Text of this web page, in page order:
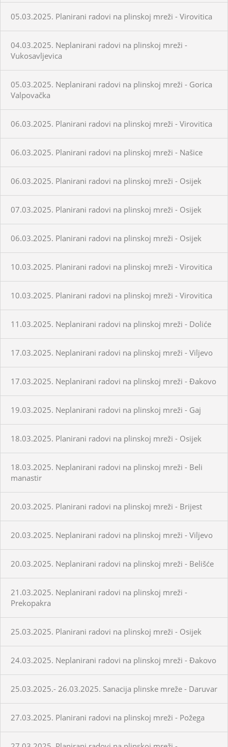
05.03.2025. Planirani radovi na plinskoj mreži - Virovitica
04.03.2025. Neplanirani radovi na plinskoj mreži -
Vukosavljevica
05.03.2025. Neplanirani radovi na plinskoj mreži - Gorica
Valpovačka
06.03.2025. Planirani radovi na plinskoj mreži - Virovitica
06.03.2025. Planirani radovi na plinskoj mreži - Našice
06.03.2025. Planirani radovi na plinskoj mreži - Osijek
07.03.2025. Planirani radovi na plinskoj mreži - Osijek
06.03.2025. Planirani radovi na plinskoj mreži - Osijek
10.03.2025. Planirani radovi na plinskoj mreži - Virovitica
10.03.2025. Planirani radovi na plinskoj mreži - Virovitica
11.03.2025. Neplanirani radovi na plinskoj mreži - Doliće
17.03.2025. Neplanirani radovi na plinskoj mreži - Viljevo
17.03.2025. Neplanirani radovi na plinskoj mreži - Đakovo
19.03.2025. Neplanirani radovi na plinskoj mreži - Gaj
18.03.2025. Planirani radovi na plinskoj mreži - Osijek
18.03.2025. Neplanirani radovi na plinskoj mreži - Beli
manastir
20.03.2025. Planirani radovi na plinskoj mreži - Brijest
20.03.2025. Neplanirani radovi na plinskoj mreži - Viljevo
20.03.2025. Neplanirani radovi na plinskoj mreži - Belišće
21.03.2025. Neplanirani radovi na plinskoj mreži -
Prekopakra
25.03.2025. Planirani radovi na plinskoj mreži - Osijek
24.03.2025. Neplanirani radovi na plinskoj mreži - Đakovo
25.03.2025.- 26.03.2025. Sanacija plinske mreže - Daruvar
27.03.2025. Planirani radovi na plinskoj mreži - Požega